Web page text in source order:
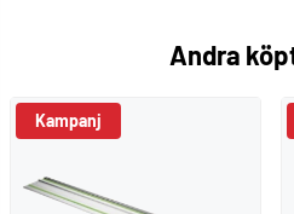
Andra
Kampanj